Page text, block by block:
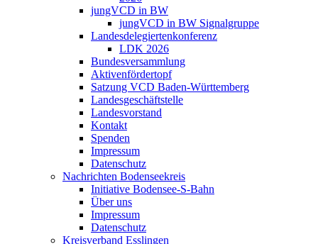
jungVCD in BW
jungVCD in BW Signalgruppe
Landesdelegiertenkonferenz
LDK 2026
Bundesversammlung
Aktivenfördertopf
Satzung VCD Baden-Württemberg
Landesgeschäftstelle
Landesvorstand
Kontakt
Spenden
Impressum
Datenschutz
Nachrichten Bodenseekreis
Initiative Bodensee-S-Bahn
Über uns
Impressum
Datenschutz
Kreisverband Esslingen